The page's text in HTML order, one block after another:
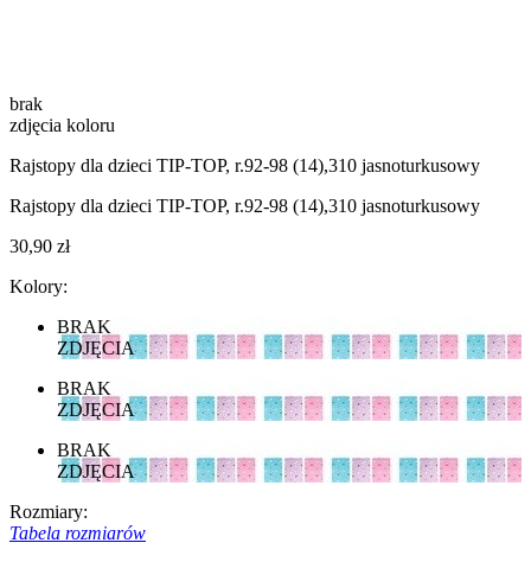
brak
zdjęcia koloru
Rajstopy dla dzieci TIP-TOP, r.92-98 (14),310 jasnoturkusowy
Rajstopy dla dzieci TIP-TOP, r.92-98 (14),310 jasnoturkusowy
30,90 zł
Kolory:
BRAK
ZDJĘCIA
BRAK
ZDJĘCIA
BRAK
ZDJĘCIA
Rozmiary:
Tabela rozmiarów